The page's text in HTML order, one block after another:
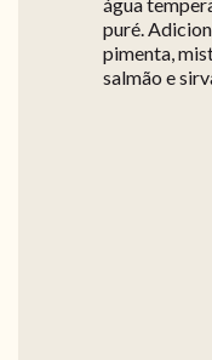
puré.
pimenta,
salmão e